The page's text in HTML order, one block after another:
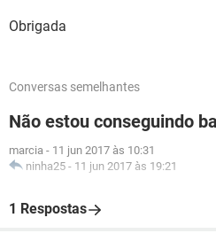
Obrigada
Conversas semelhantes
Não estou conseguindo
marcia - 11 jun 2017 às 10:31
ninha25 - 11 jun 2017 às 19:21
1 Respostas